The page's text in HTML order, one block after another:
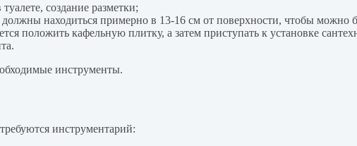
создание разметки;
находиться примерно в 13-16 см от поверхности, чтобы
положить кафельную плитку, а затем приступать к установке
инструменты.
инструментарий: